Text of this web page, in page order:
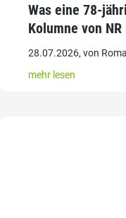
Was eine 78-
Kolumne von NR
28.07.2026, von
mehr lesen